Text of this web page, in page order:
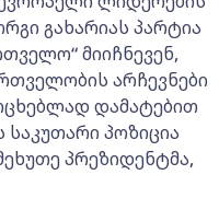
გახარიას პარტია
მიიჩნევენ,
არჩევნები
დამატებით
პოზიცია
პრეზიდენტმა,